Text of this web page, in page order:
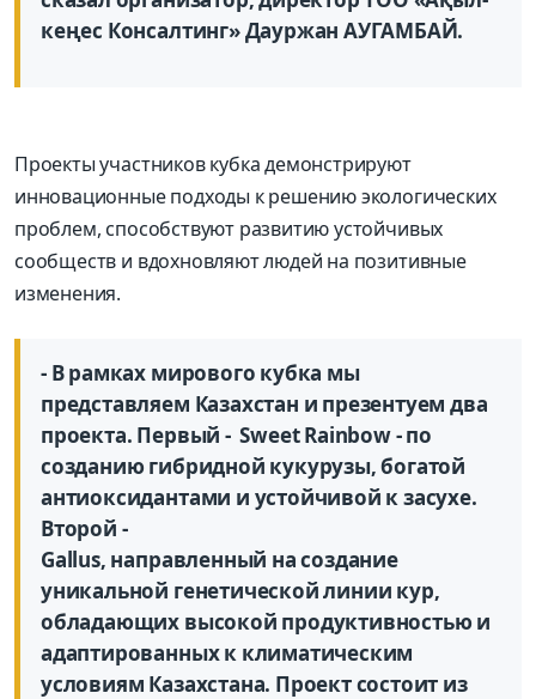
кеңес Консалтинг» Дауржан АУГАМБАЙ.
Проекты участников кубка демонстрируют
инновационные подходы к решению экологических
проблем, способствуют развитию устойчивых
сообществ и вдохновляют людей на позитивные
изменения.
- В рамках мирового кубка мы
представляем Казахстан и презентуем два
проекта. Первый - Sweet Rainbow - по
созданию гибридной кукурузы, богатой
антиоксидантами и устойчивой к засухе.
Второй -
Gallus, направленный на создание
уникальной генетической линии кур,
обладающих высокой продуктивностью и
адаптированных к климатическим
условиям Казахстана. Проект состоит из